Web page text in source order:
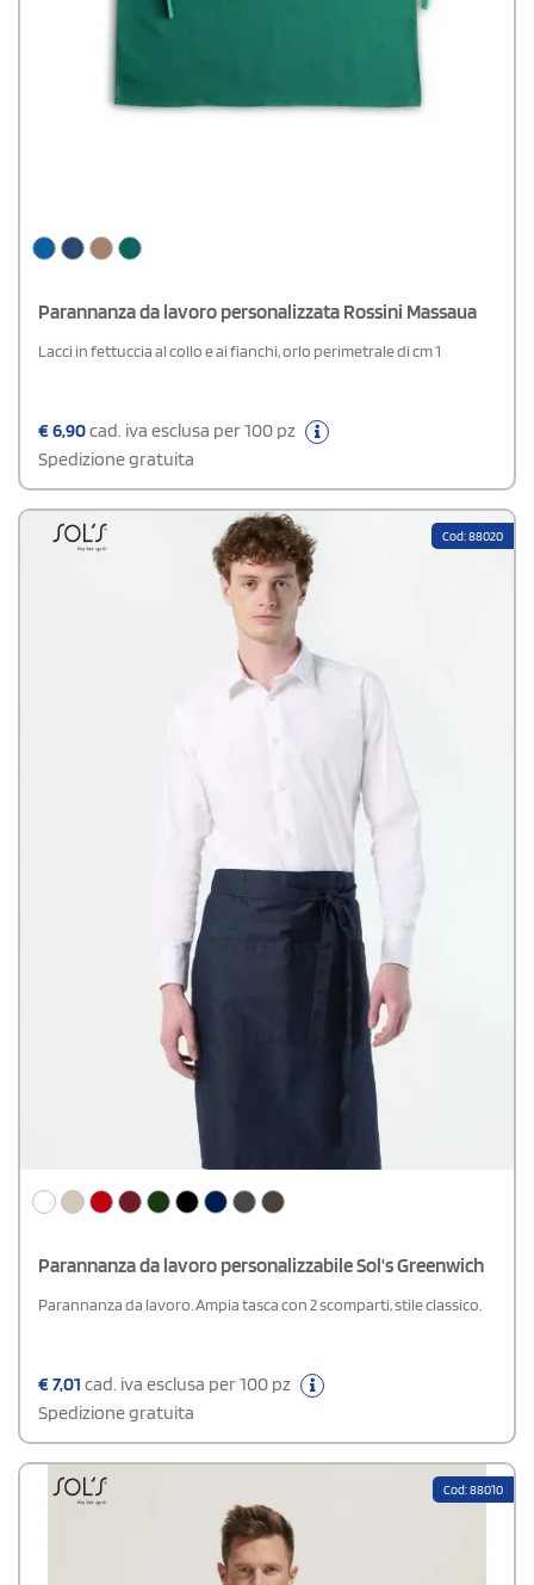
Parannanza da lavoro personalizzata Rossini Massaua
Lacci in fettuccia al collo e ai fianchi, orlo perimetrale di cm 1
€6,90cad. iva esclusa per 100 pz
Spedizione gratuita
Cod: 88020
Parannanza da lavoro personalizzabile Sol's Greenwich
Parannanza da lavoro. Ampia tasca con 2 scomparti, stile classico.
€7,01 cad. iva esclusa per 100 pz
Spedizione gratuita
Cod: 88010